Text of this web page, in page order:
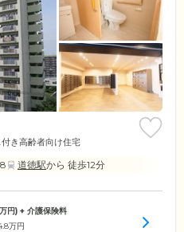
き高齢者向け住宅
道徳駅から 徒歩12分
万円) + 介護保険料
万円